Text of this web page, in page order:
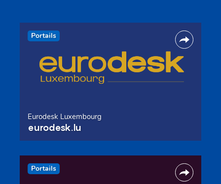
Portails
Eurodesk Luxembourg
eurodesk.lu
Portails